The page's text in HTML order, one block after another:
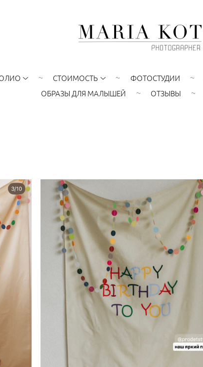
СТОИМОСТЬ ФОТОСТУДИИ
ОБРАЗЫ ДЛЯ МАЛЫШЕЙ
ОТЗЫВЫ